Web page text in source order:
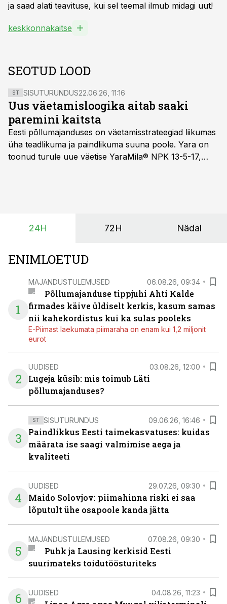
ja saad alati teavituse, kui sel teemal ilmub midagi uut!
keskkonnakaitse
SEOTUD LOOD
ST SISUTURUNDUS22.06.26, 11:16
Uus väetamisloogika aitab saaki
paremini kaitsta
Eesti põllumajanduses on väetamisstrateegiad liikumas
üha teadlikuma ja paindlikuma suuna poole. Yara on
toonud turule uue väetise YaraMila® NPK 13-5-17,
24H 72H Nädal
ENIMLOETUD
1
MAJANDUSTULEMUSED 06.08.26, 09:34
Põllumajanduse tippjuhi Ahti Kalde
firmades käive üldiselt kerkis, kasum samas
nii kahekordistus kui ka sulas pooleks
E-Piimast laekumata piimaraha on enam kui 1,2 miljonit
eurot
2
UUDISED 03.08.26, 12:00
Lugeja küsib: mis toimub Läti
põllumajanduses?
3
ST SISUTURUNDUS 09.06.26, 16:46
Paindlikkus Eesti taimekasvatuses: kuidas
määrata ise saagi valmimise aega ja
kvaliteeti
4
UUDISED 29.07.26, 09:30
Maido Solovjov: piimahinna riski ei saa
lõputult ühe osapoole kanda jätta
5
MAJANDUSTULEMUSED 07.08.26, 09:30
Puhk ja Lausing kerkisid Eesti
suurimateks toidutöösturiteks
6 UUDISED 04.08.26, 11:23